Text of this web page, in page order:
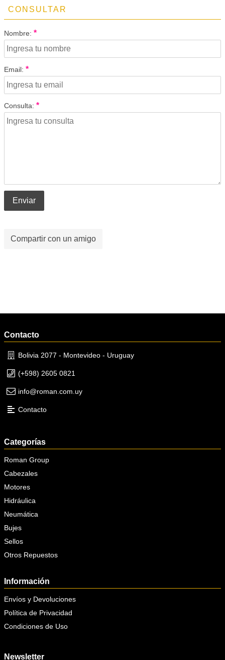
CONSULTAR
Nombre: *
Email: *
Consulta: *
Enviar
Compartir con un amigo
Contacto
Bolivia 2077 - Montevideo - Uruguay
(+598) 2605 0821
info@roman.com.uy
Contacto
Categorías
Roman Group
Cabezales
Motores
Hidráulica
Neumática
Bujes
Sellos
Otros Repuestos
Información
Envíos y Devoluciones
Política de Privacidad
Condiciones de Uso
Newsletter